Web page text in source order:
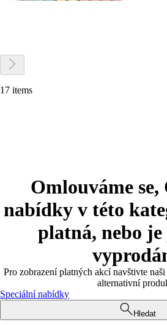
17 items
Omlouváme
nabídky v této
platná, nebo
Pro zobrazení platných akcí navštivte
alternativní
Speciální nabídky
Hledat